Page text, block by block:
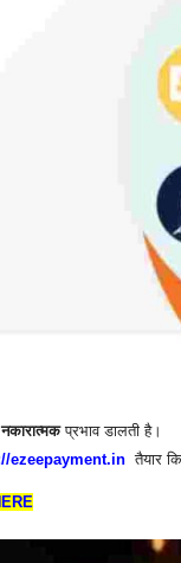
नकारात्मकप्रभाव डालती है।
ezeepayment.in तैयार